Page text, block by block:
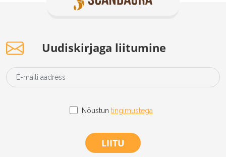
Uudiskirjaga liitumine
Nõustun tingimustega
LIITU